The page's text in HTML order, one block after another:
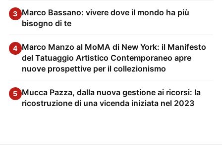
3 Marco Bassano: vivere dove il mondo ha più
bisogno di te
4 Marco Manzo al MoMA di New York: il Manifesto
del Tatuaggio Artistico Contemporaneo apre
nuove prospettive per il collezionismo
5 Mucca Pazza, dalla nuova gestione ai ricorsi: la
ricostruzione di una vicenda iniziata nel 2023